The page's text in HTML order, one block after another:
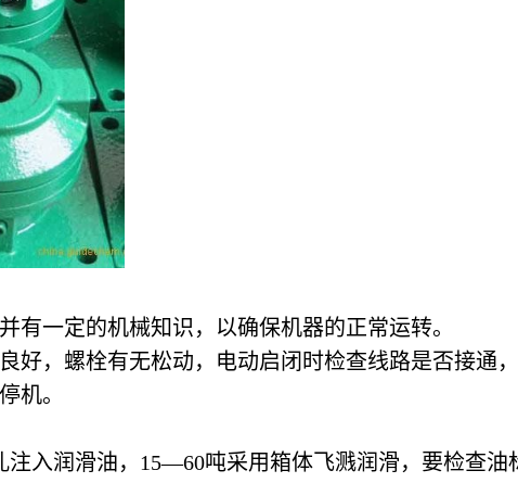
一定的机械知识，以确保机器的正常运转。
，螺栓有无松动，电动启闭时检查线路是否接通，
机。
入润滑油，15—60吨采用箱体飞溅润滑，要检查